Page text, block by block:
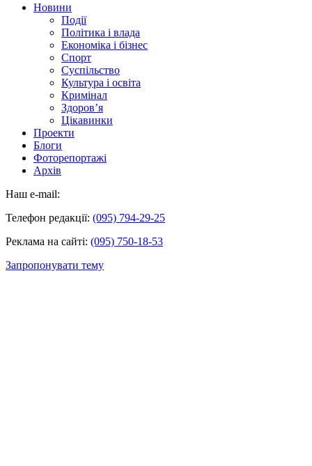
Новини
Події
Політика і влада
Економіка і бізнес
Спорт
Суспільство
Культура і освіта
Кримінал
Здоров’я
Цікавинки
Проекти
Блоги
Фоторепортажі
Архів
Наш e-mail:
Телефон редакції: (095) 794-29-25
Реклама на сайті: (095) 750-18-53
Запропонувати тему